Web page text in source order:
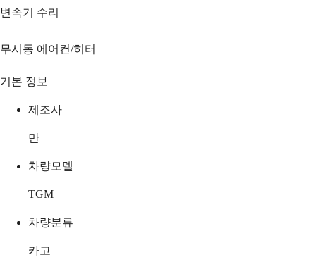
변속기 수리
무시동 에어컨/히터
기본 정보
제조사
만
차량모델
TGM
차량분류
카고